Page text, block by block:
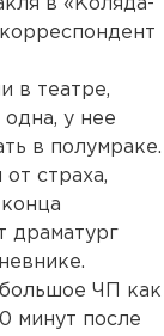
в «Коляда-
в театре,
у нее
в полумраке.
страха,
драматург
ЧП как
минут после